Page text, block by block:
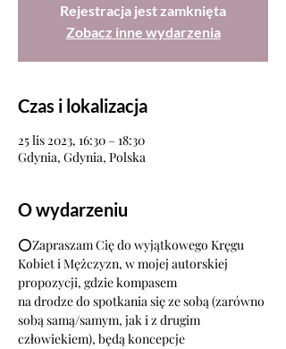
Rejestracja jest zamknięta
Zobacz inne wydarzenia
Czas i lokalizacja
25 lis 2023, 16:30 – 18:30
Gdynia, Gdynia, Polska
O wydarzeniu
⭕Zapraszam Cię do wyjątkowego Kręgu
Kobiet i Mężczyzn, w mojej autorskiej
propozycji, gdzie kompasem
na drodze do spotkania się ze sobą (zarówno
sobą samą/samym, jak i z drugim
człowiekiem), będą koncepcje